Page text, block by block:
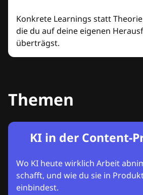
Konkrete Learnings statt
die du auf deine eigenen
überträgst.
Themen
KI in der Content-
Wo KI heute wirklich Arbeit
schafft, und wie du sie in
einbindest.